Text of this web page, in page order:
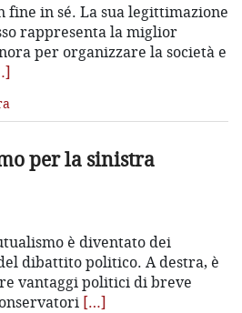
fine in sé. La sua legittimazione
rappresenta la miglior
per organizzare la società e
per la sinistra
è diventato dei
dibattito politico. A destra, è
vantaggi politici di breve
[…]